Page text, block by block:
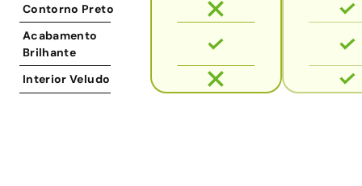
Contorno Preto
Acabamento
Brilhante
Interior Veludo